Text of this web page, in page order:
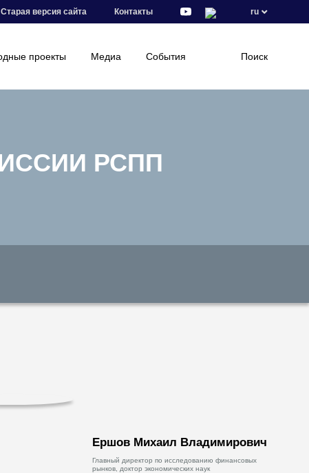
Старая версия сайта Контакты ru
проекты Медиа События Поиск
РСПП
Ершов Михаил Владимирович
Главный директор по исследованию финансовых
рынков, доктор экономических наук